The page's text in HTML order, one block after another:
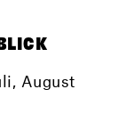
August